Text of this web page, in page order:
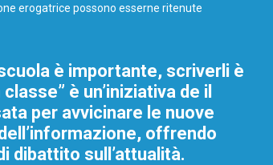
erogatrice possono esserne ritenute
è importante, scriverli è
è un’iniziativa de il
per avvicinare le nuove
offrendo
dibattito sull’attualità.